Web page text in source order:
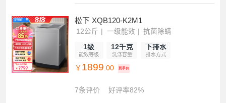
松下 XQB120-K2M1
12公斤 一级能效 抗菌除螨
1级
能效等级
12千克
洗涤容量
下排水
排水方式
￥ 1899.00 到手价
7条评价 好评率82%